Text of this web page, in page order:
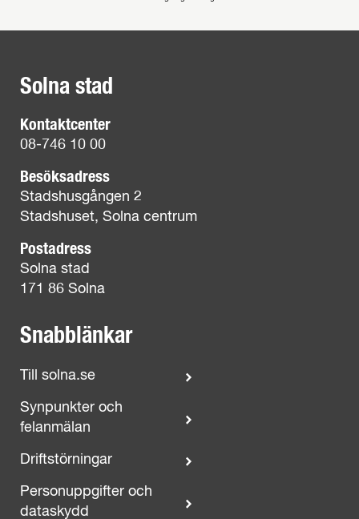
Solna stad
Kontaktcenter
08-746 10 00
Besöksadress
Stadshusgången 2
Stadshuset, Solna centrum
Postadress
Solna stad
171 86 Solna
Snabblänkar
Till solna.se
Synpunkter och
felanmälan
Driftstörningar
Personuppgifter och
dataskydd